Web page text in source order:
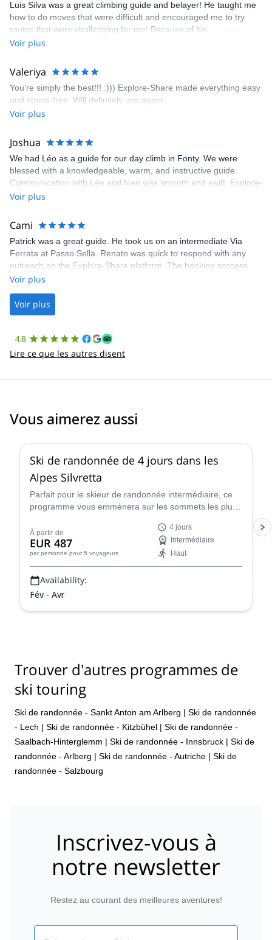
fun but also the right amount of challenge, which I thoroughly
enjoyed. The communication from the team (Gauthier) was
prompt and clear—highly recommend!
Luis Silva was a great climbing guide and belayer! He taught me
how to do moves that were difficult and encouraged me to try
routes that were challenging for me! Because of his
encouragement, I managed to complete these routes! I really
area. The weather was perfect, no direct sun and cool enough to
enjoy the climbs. Explore-Share made booking an outdoor
climbing experience in Lisbon extremely easy. Luis, our guide,
was fantastic, and the platform’s organization was flawless.
Voir plus
Valeriya
You’re simply the best!!! :))) Explore-Share made everything easy
and stress-free. Will definitely use again.
Voir plus
Joshua
We had Léo as a guide for our day climb in Fonty. We were
blessed with a knowledgeable, warm, and instructive guide.
Communication with Léo and Ivan was smooth and swift. Explore-
Share was excellent in arranging everything for our day climb.
making our adventure stress-free.
Voir plus
Cami
Patrick was a great guide. He took us on an intermediate Via
Ferrata at Passo Sella. Renato was quick to respond with any
outreach on the Explore-Share platform. The booking process
was straightforward, and once Patrick was confirmed, all went
the platform.
Voir plus
Voir plus
4.8
Lire ce que les autres disent
Vous aimerez aussi
Ski de randonnée de 4 jours dans les
Alpes Silvretta
Parfait pour le skieur de randonnée intermédiaire, ce
programme vous emmènera sur les sommets les plus
IFMGA.
À partir de
EUR 487
par personne pour 5 voyageurs
4 jours
Intermédiaire
Haut
Availability:
Fév - Avr
Trouver d'autres programmes de
ski touring
Ski de randonnée - Sankt Anton am Arlberg | Ski de randonnée
- Lech | Ski de randonnée - Kitzbühel | Ski de randonnée -
Saalbach-Hinterglemm | Ski de randonnée - Innsbruck | Ski de
randonnée - Arlberg | Ski de randonnée - Autriche | Ski de
randonnée - Salzbourg
Inscrivez-vous à
notre newsletter
Restez au courant des meilleures aventures!